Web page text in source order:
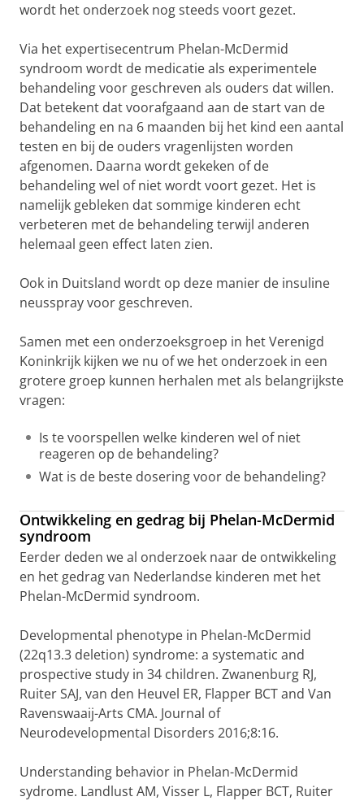
wordt het onderzoek nog steeds voort gezet.
Via het expertisecentrum Phelan-McDermid
syndroom wordt de medicatie als experimentele
behandeling voor geschreven als ouders dat willen.
Dat betekent dat voorafgaand aan de start van de
behandeling en na 6 maanden bij het kind een aantal
testen en bij de ouders vragenlijsten worden
afgenomen. Daarna wordt gekeken of de
behandeling wel of niet wordt voort gezet. Het is
namelijk gebleken dat sommige kinderen echt
verbeteren met de behandeling terwijl anderen
helemaal geen effect laten zien.
Ook in Duitsland wordt op deze manier de insuline
neusspray voor geschreven.
Samen met een onderzoeksgroep in het Verenigd
Koninkrijk kijken we nu of we het onderzoek in een
grotere groep kunnen herhalen met als belangrijkste
vragen:
Is te voorspellen welke kinderen wel of niet
reageren op de behandeling?
Wat is de beste dosering voor de behandeling?
Ontwikkeling en gedrag bij Phelan-McDermid
syndroom
Eerder deden we al onderzoek naar de ontwikkeling
en het gedrag van Nederlandse kinderen met het
Phelan-McDermid syndroom.
Developmental phenotype in Phelan-McDermid
(22q13.3 deletion) syndrome: a systematic and
prospective study in 34 children. Zwanenburg RJ,
Ruiter SAJ, van den Heuvel ER, Flapper BCT and Van
Ravenswaaij-Arts CMA. Journal of
Neurodevelopmental Disorders 2016;8:16.
Understanding behavior in Phelan-McDermid
sydrome. Landlust AM, Visser L, Flapper BCT, Ruiter